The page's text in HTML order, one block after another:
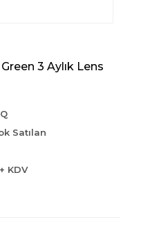
3 Aylık Lens
Satılan
KDV